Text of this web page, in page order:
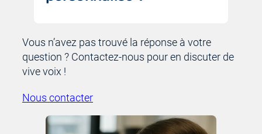
Vous n’avez pas trouvé la réponse à votre
question ? Contactez-nous pour en discuter de
vive voix !
Nous contacter